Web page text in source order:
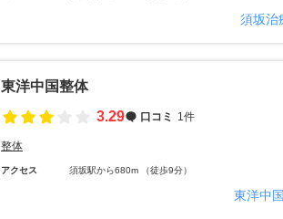
須坂治
東洋中国整体
3.29
口コミ 1件
整体
アクセス 須坂駅から680m （徒歩9分）
東洋中